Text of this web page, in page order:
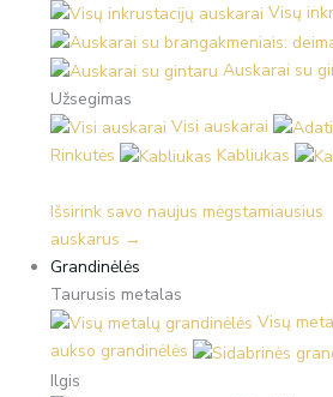
Visų
Auskarai su
Užsegimas
Visi auskarai
Rinkutės
Kabliukas
Išsirink savo naujus mėgstamiausius
auskarus →
Grandinėlės
Taurusis metalas
Visų
aukso grandinėlės
Ilgis